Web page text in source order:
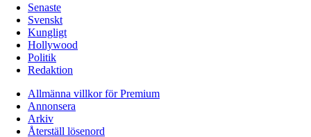
Senaste
Svenskt
Kungligt
Hollywood
Politik
Redaktion
Allmänna villkor för Premium
Annonsera
Arkiv
Återställ lösenord